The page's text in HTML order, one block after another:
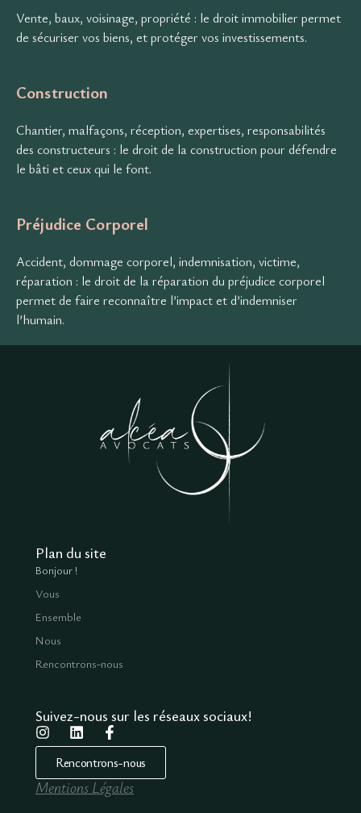
Vente, baux, voisinage, propriété : le droit immobilier permet
de sécuriser vos biens, et protéger vos investissements.
Construction
Chantier, malfaçons, réception, expertises, responsabilités
des constructeurs : le droit de la construction pour défendre
le bâti et ceux qui le font.
Préjudice Corporel
Accident, dommage corporel, indemnisation, victime,
réparation : le droit de la réparation du préjudice corporel
permet de faire reconnaître l’impact et d’indemniser
l’humain.
Plan du site
Bonjour !
Vous
Ensemble
Nous
Rencontrons-nous
Suivez-nous sur les réseaux sociaux!
Rencontrons-nous
Mentions Légales